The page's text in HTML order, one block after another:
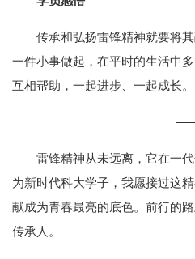
传承和弘扬雷锋精神就要将
一件小事做起，在平时的生活中
互相帮助，一起进步、一起成长。
雷锋精神从未远离，它在一
为新时代科大学子，我愿接过这
献成为青春最亮的底色。前行的
传承人。